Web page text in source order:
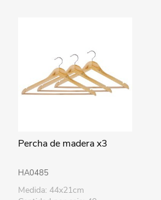
Percha de madera x3
HA0485
Medida: 44x21cm